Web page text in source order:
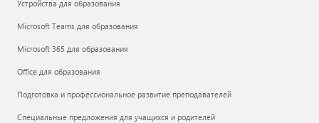
Устройства для образования
Microsoft Teams для образования
Microsoft 365 для образования
Office для образования
Подготовка и профессиональное развитие преподавателей
Специальные предложения для учащихся и родителей